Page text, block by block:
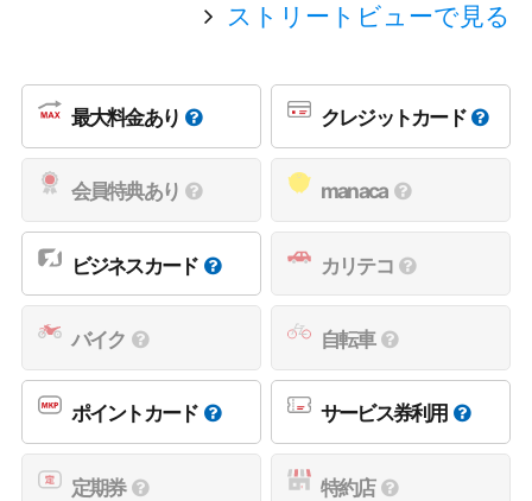
ストリートビューで見る
最大料金あり クレジットカード
会員特典あり manaca
ビジネスカード カリテコ
バイク 自転車
ポイントカード サービス券利用
定期券 特約店